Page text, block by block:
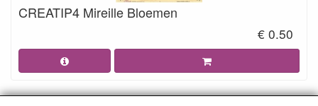
CREATIP4 Mireille Bloemen
€ 0.50